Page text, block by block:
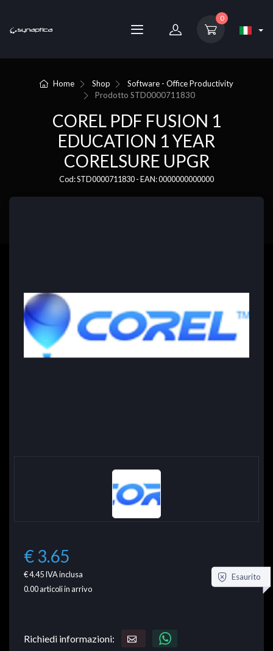
0
Home Shop
Software - Office Productivity
ProdottoSTD0000711830
COREL PDF FUSION 1
EDUCATION 1 YEAR
CORELSURE UPGR
Cod: STD0000711830 - EAN: 0000000000000
€ 3.65
€ 4.45IVA inclusa
0.00articoli in arrivo
Esaurito
Richiedi informazioni: